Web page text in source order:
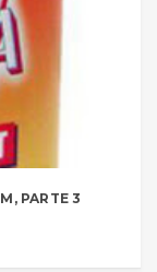
PARTE 3